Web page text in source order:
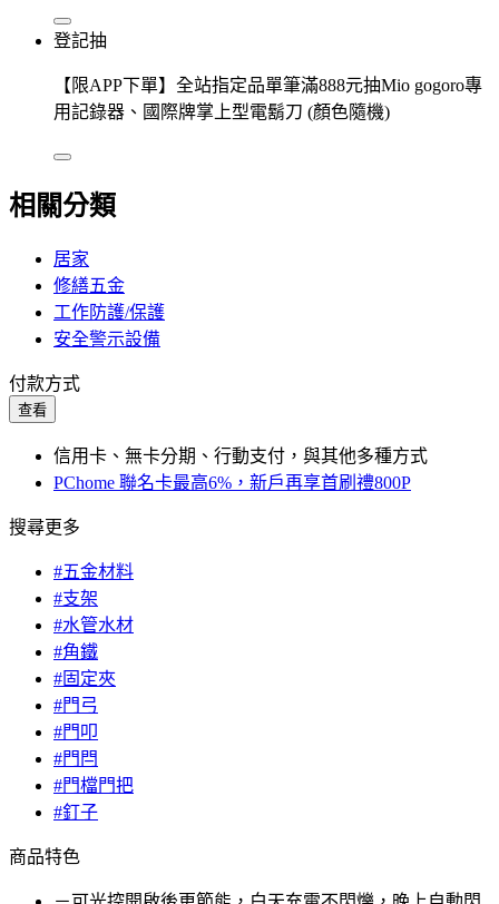
登記抽
【限APP下單】全站指定品單筆滿888元抽Mio gogoro專
用記錄器、國際牌掌上型電鬍刀 (顏色隨機)
相關分類
居家
修繕五金
工作防護/保護
安全警示設備
付款方式
查看
信用卡、無卡分期、行動支付，與其他多種方式
PChome 聯名卡最高6%，新戶再享首刷禮800P
搜尋更多
#五金材料
#支架
#水管水材
#角鐵
#固定夾
#門弓
#門叩
#門閂
#門檔門把
#釘子
商品特色